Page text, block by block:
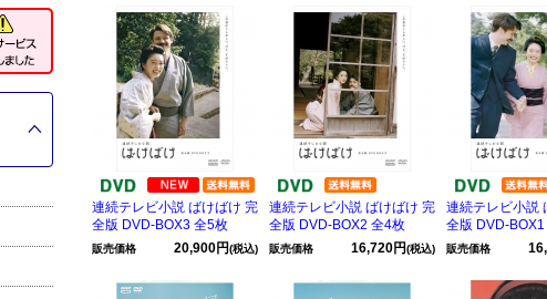
連続テレビ小説 ばけばけ 完
全版 DVD-BOX3 全5枚
販売価格 20,900円(税込)
連続テレビ小説 ばけばけ 完
全版 DVD-BOX2 全4枚
販売価格 16,720円(税込)
連続テレビ小説
全版 DVD-
販売価格